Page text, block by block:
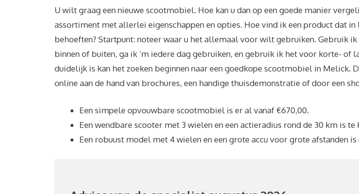
U wilt graag een nieuwe scootmobiel. Hoe kan u dan op een goede manier
assortiment met allerlei eigenschappen en opties. Hoe vind ik een product dat
behoeften? Startpunt: noteer waar u het allemaal voor wilt gebruiken. Gebruik
binnen of buiten, ga ik ‘m iedere dag gebruiken, en gebruik ik het voor korte- of
duidelijk is kan het zoeken beginnen naar een goedkope scootmobiel in Melick.
online aan de hand van brochures, een handige thuisdemonstratie of door een
Een simpele opvouwbare scootmobiel is er al vanaf €670,00.
Een wendbare scooter met 3 wielen en een actieradius rond de 30 km is te
Een robuust model met 4 wielen en een grote accu voor grote afstanden is